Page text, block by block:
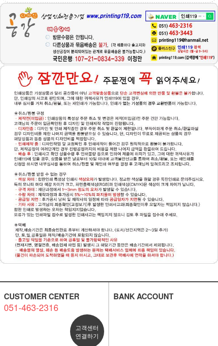
CUSTOMER CENTER
051-463-2316
고객센터
연결하기
BANK ACCOUNT